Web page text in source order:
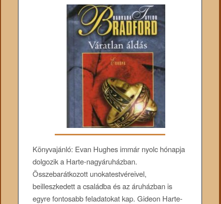
Könyvajánló: Evan ​Hughes immár nyolc hónapja
dolgozik a Harte-nagyáruházban.
Összebarátkozott unokatestvéreivel,
beilleszkedett a családba és az áruházban is
egyre fontosabb feladatokat kap. Gideon Harte-